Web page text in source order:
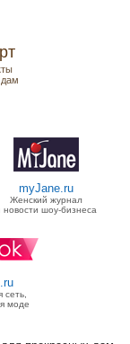
myJane.ru
Женский журнал
новости шоу-бизнеса
сеть,
моде